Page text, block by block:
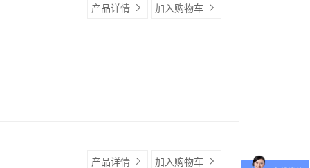
产品详情 加入购物车
产品详情 加入购物车